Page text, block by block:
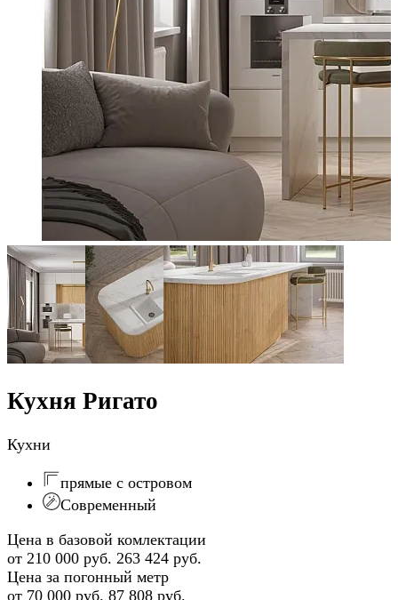
Кухня Ригато
Кухни
прямые с островом
Современный
Цена в базовой комлектации
от 210 000 руб. 263 424 руб.
Цена за погонный метр
от 70 000 руб. 87 808 руб.